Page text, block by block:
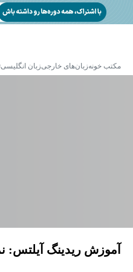
مکتب خونهزبان‌های خارجیزبان انگلیسی
آموزش ریدینگ آیلتس: